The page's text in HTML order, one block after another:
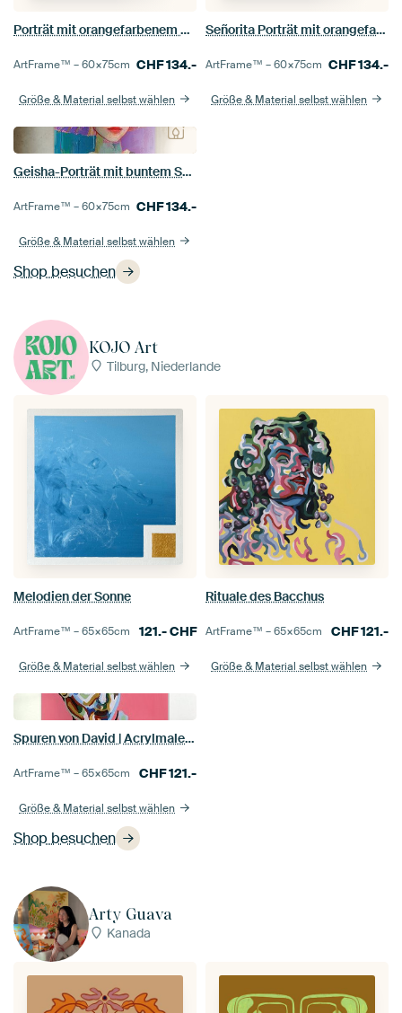
Shop besuchen
Porträt mit orangefarbenem Akzent und Blick
ArtFrame™ –60×75cm CHF134.-
Größe & Material selbst wählen
Señorita Porträt mit orangefarbenem Hut
ArtFrame™ –60×75cm CHF134.-
Größe & Material selbst wählen
Geisha-Porträt mit buntem Sonnenschirm
ArtFrame™ –60×75cm CHF134.-
Größe & Material selbst wählen
KOJO Art
Tilburg, Niederlande
Shop besuchen
Melodien der Sonne
ArtFrame™ –65×65cm 121.-CHF
Größe & Material selbst wählen
Rituale des Bacchus
ArtFrame™ –65×65cm CHF121.-
Größe & Material selbst wählen
Spuren von David | Acrylmalerei
ArtFrame™ –65×65cm CHF121.-
Größe & Material selbst wählen
Arty Guava
Kanada